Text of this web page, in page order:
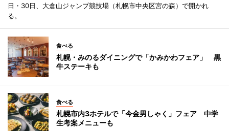
日・30日、大倉山ジャンプ競技場（札幌市中央区宮の森）で開かれ
る。
食べる
札幌・みのるダイニングで「かみかわフェア」 黒
牛ステーキも
食べる
札幌市内3ホテルで「今金男しゃく」フェア 中学
生考案メニューも